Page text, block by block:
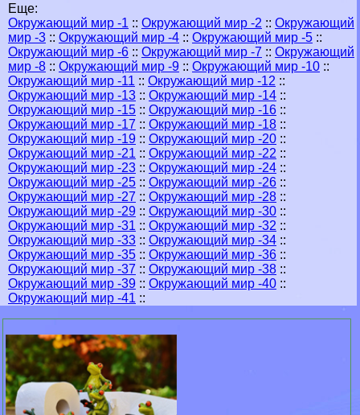
Еще:
Окружающий мир -1 :: Окружающий мир -2 :: Окружающий
мир -3 :: Окружающий мир -4 :: Окружающий мир -5 ::
Окружающий мир -6 :: Окружающий мир -7 :: Окружающий
мир -8 :: Окружающий мир -9 :: Окружающий мир -10 ::
Окружающий мир -11 :: Окружающий мир -12 ::
Окружающий мир -13 :: Окружающий мир -14 ::
Окружающий мир -15 :: Окружающий мир -16 ::
Окружающий мир -17 :: Окружающий мир -18 ::
Окружающий мир -19 :: Окружающий мир -20 ::
Окружающий мир -21 :: Окружающий мир -22 ::
Окружающий мир -23 :: Окружающий мир -24 ::
Окружающий мир -25 :: Окружающий мир -26 ::
Окружающий мир -27 :: Окружающий мир -28 ::
Окружающий мир -29 :: Окружающий мир -30 ::
Окружающий мир -31 :: Окружающий мир -32 ::
Окружающий мир -33 :: Окружающий мир -34 ::
Окружающий мир -35 :: Окружающий мир -36 ::
Окружающий мир -37 :: Окружающий мир -38 ::
Окружающий мир -39 :: Окружающий мир -40 ::
Окружающий мир -41 ::